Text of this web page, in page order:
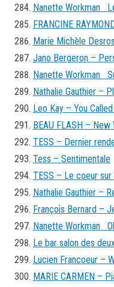
Nanette Workman
FRANCINE
Marie Michèle
Jano Bergeron –
Nanette Workman
Nathalie Gauthier –
Leo Kay – You
BEAU FLASH –
TESS – Dernier
Tess – Sentimentale
TESS – Le coeur
Nathalie Gauthier –
François Bernard –
Nanette Workman
Le bar salon des
Lucien Francoeur –
MARIE CARMEN –